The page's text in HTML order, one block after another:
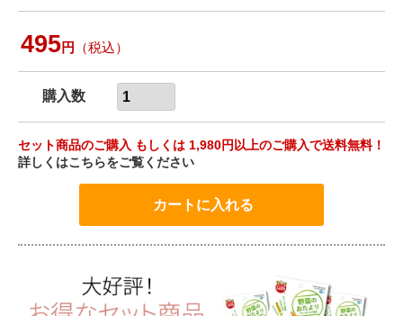
495円 （税込）
購入数
セット商品のご購入 もしくは 1,980円以上のご購入で送料無料！
詳しくはこちらをご覧ください